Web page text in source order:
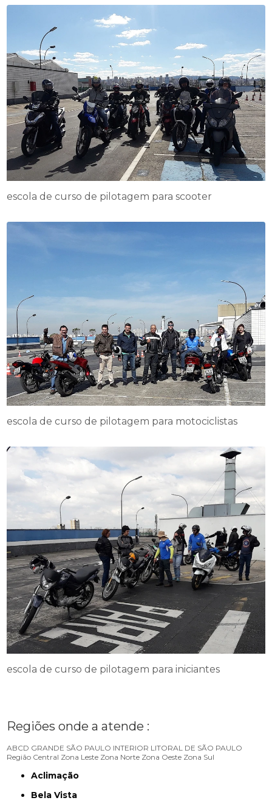
escola de curso de pilotagem para scooter
escola de curso de pilotagem para motociclistas
escola de curso de pilotagem para iniciantes
Regiões onde a atende :
ABCD GRANDE SÃO PAULO INTERIOR LITORAL DE SÃO PAULO
Região Central Zona Leste Zona Norte Zona Oeste Zona Sul
Aclimação
Bela Vista